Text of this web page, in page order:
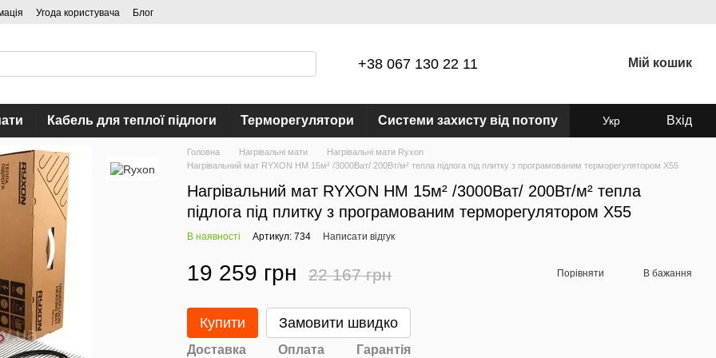
Угода користувача Блог
+38 067 130 22 11 Мій кошик
Кабель для теплої підлоги Терморегулятори Системи захисту від потопу Укр Вхід
Головна Нагрівальні мати
Нагрівальні мати Ryxon
Нагрівальний мат RYXON HM 15м² /3000Ват/ 200Вт/м² тепла підлога під плитку з програмованим терморегулятором Х55
Нагрівальний мат RYXON HM 15м² /3000Ват/ 200Вт/м² тепла
підлога під плитку з програмованим терморегулятором Х55
В наявності Артикул: 734 Написати відгук
19 259 грн 22 167 грн Порівняти В бажання
Купити Замовити швидко
Доставка Оплата Гарантія